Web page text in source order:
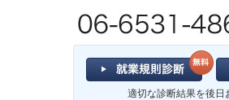
適切な診断結果を後日